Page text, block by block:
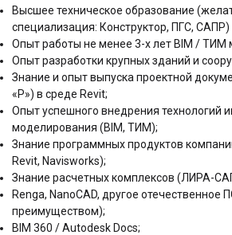
Высшее техническое образование
специализация: Конструктор, ПГС, САПР)
Опыт работы не менее 3-х лет BIM /
Опыт разработки крупных зданий и
Знание и опыт выпуска проектной
«Р») в среде Revit;
Опыт успешного внедрения технологий
моделирования (BIM, ТИМ);
Знание программных продуктов
Revit, Navisworks);
Знание расчетных комплексов (ЛИРА-
Renga, NanoCAD, другое отечественное
преимуществом);
BIM 360 / Autodesk Docs;